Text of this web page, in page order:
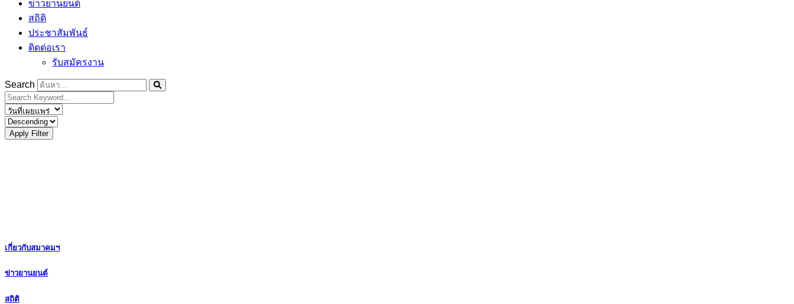
ข่าวยานยนต์
สถิติ
ประชาสัมพันธ์
ติดต่อเรา
รับสมัครงาน
Search
Apply Filter
เกี่ยวกับสมาคมฯ
ข่าวยานยนต์
สถิติ